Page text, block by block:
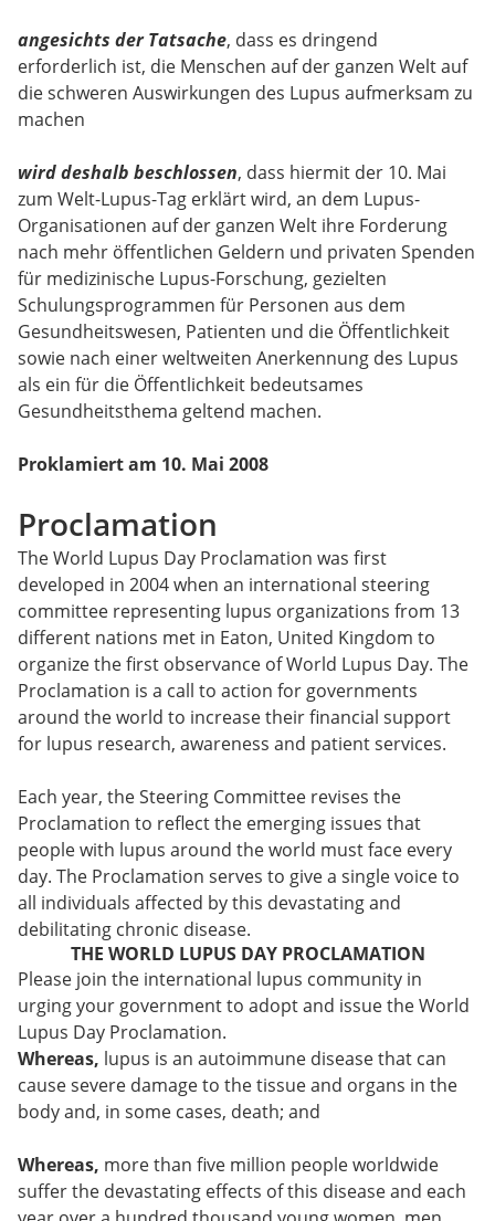
angesichts der Tatsache, dass es dringend
erforderlich ist, die Menschen auf der ganzen Welt auf
die schweren Auswirkungen des Lupus aufmerksam zu
machen
wird deshalb beschlossen, dass hiermit der 10. Mai
zum Welt-Lupus-Tag erklärt wird, an dem Lupus-
Organisationen auf der ganzen Welt ihre Forderung
nach mehr öffentlichen Geldern und privaten Spenden
für medizinische Lupus-Forschung, gezielten
Schulungsprogrammen für Personen aus dem
Gesundheitswesen, Patienten und die Öffentlichkeit
sowie nach einer weltweiten Anerkennung des Lupus
als ein für die Öffentlichkeit bedeutsames
Gesundheitsthema geltend machen.
Proklamiert am 10. Mai 2008
Proclamation
The World Lupus Day Proclamation was first
developed in 2004 when an international steering
committee representing lupus organizations from 13
different nations met in Eaton, United Kingdom to
organize the first observance of World Lupus Day. The
Proclamation is a call to action for governments
around the world to increase their financial support
for lupus research, awareness and patient services.
Each year, the Steering Committee revises the
Proclamation to reflect the emerging issues that
people with lupus around the world must face every
day. The Proclamation serves to give a single voice to
all individuals affected by this devastating and
debilitating chronic disease.
THE WORLD LUPUS DAY PROCLAMATION
Please join the international lupus community in
urging your government to adopt and issue the World
Lupus Day Proclamation.
Whereas, lupus is an autoimmune disease that can
cause severe damage to the tissue and organs in the
body and, in some cases, death; and
Whereas, more than five million people worldwide
suffer the devastating effects of this disease and each